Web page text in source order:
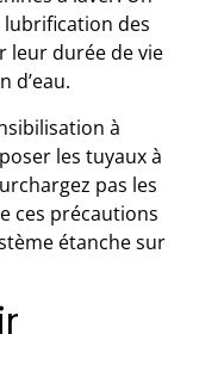
des
leur durée de vie
d’eau.
à
les tuyaux à
pas les
ces précautions
étanche sur